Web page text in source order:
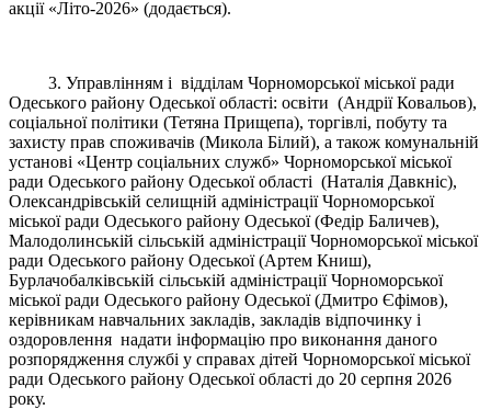
акції «Літо-2026» (додається).
3. Управлінням і відділам Чорноморської міської ради
Одеського району Одеської області: освіти (Андрії Ковальов),
соціальної політики (Тетяна Прищепа), торгівлі, побуту та
захисту прав споживачів (Микола Білий), а також комунальній
установі «Центр соціальних служб» Чорноморської міської
ради Одеського району Одеської області (Наталія Давкніс),
Олександрівській селищній адміністрації Чорноморської
міської ради Одеського району Одеської (Федір Баличев),
Малодолинській сільській адміністрації Чорноморської міської
ради Одеського району Одеської (Артем Книш),
Бурлачобалківській сільській адміністрації Чорноморської
міської ради Одеського району Одеської (Дмитро Єфімов),
керівникам навчальних закладів, закладів відпочинку і
оздоровлення надати інформацію про виконання даного
розпорядження службі у справах дітей Чорноморської міської
ради Одеського району Одеської області до 20 серпня 2026
року.